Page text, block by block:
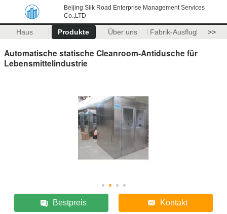
Beijing Silk Road Enterprise Management Services
Co.,LTD
Haus Produkte Über uns Fabrik-Ausflug >>
Automatische statische Cleanroom-Antidusche für
Lebensmittelindustrie
Bestpreis Kontakt